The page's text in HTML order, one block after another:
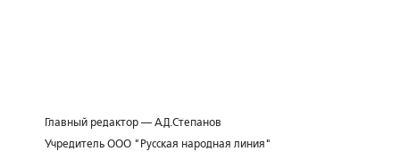
Главный редактор — А.Д.Степанов
Учредитель ООО "Русская народная линия"